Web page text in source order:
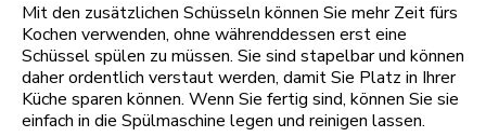
Mit den zusätzlichen Schüsseln können Sie mehr Zeit fürs
Kochen verwenden, ohne währenddessen erst eine
Schüssel spülen zu müssen. Sie sind stapelbar und können
daher ordentlich verstaut werden, damit Sie Platz in Ihrer
Küche sparen können. Wenn Sie fertig sind, können Sie sie
einfach in die Spülmaschine legen und reinigen lassen.